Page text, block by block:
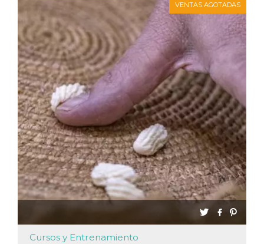
VENTAS AGOTADAS
Cursos y Entrenamiento